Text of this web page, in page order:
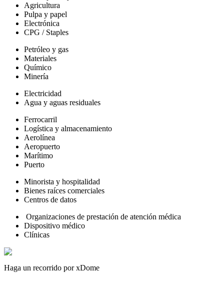
Agricultura
Pulpa y papel
Electrónica
CPG / Staples
Petróleo y gas
Materiales
Químico
Minería
Electricidad
Agua y aguas residuales
Ferrocarril
Logística y almacenamiento
Aerolínea
Aeropuerto
Marítimo
Puerto
Minorista y hospitalidad
Bienes raíces comerciales
Centros de datos
Organizaciones de prestación de atención médica
Dispositivo médico
Clínicas
Haga un recorrido por xDome